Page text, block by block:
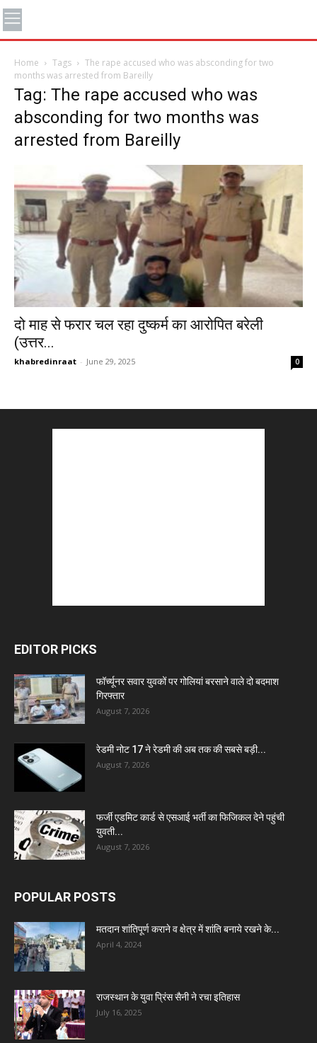
Home Tags
The rape accused who was absconding for two
months was arrested from Bareilly
Tag: The rape accused who was
absconding for two months was
arrested from Bareilly
दो माह से फरार चल रहा दुष्कर्म का आरोपित बरेली
(उत्तर...
khabredinraat - June 29, 2025 0
EDITOR PICKS
फॉर्च्यूनर सवार युवकों पर गोलियां बरसाने वाले दो बदमाश
गिरफ्तार
August 7, 2026
रेडमी नोट 17 ने रेडमी की अब तक की सबसे बड़ी...
August 7, 2026
फर्जी एडमिट कार्ड से एसआई भर्ती का फिजिकल देने पहुंची
युवती...
August 7, 2026
POPULAR POSTS
मतदान शांतिपूर्ण कराने व क्षेत्र में शांति बनाये रखने के...
April 4, 2024
राजस्थान के युवा प्रिंस सैनी ने रचा इतिहास
July 16, 2025